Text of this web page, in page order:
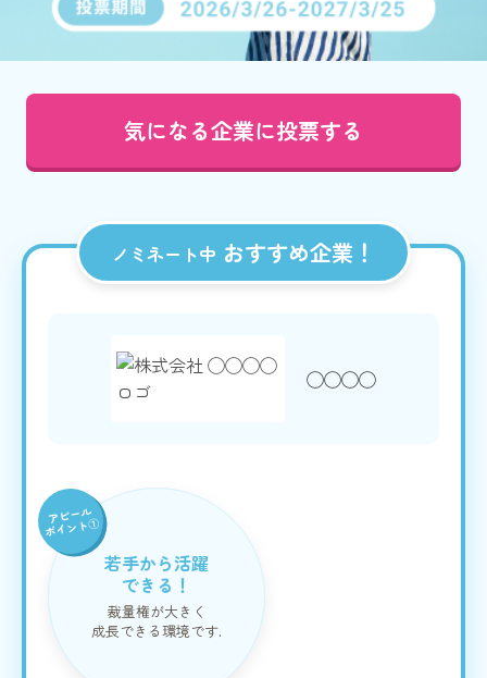
気になる企業に投票する
ノミネート中 おすすめ企業！
◯◯◯◯
アピール
ポイント①
若手から活躍
できる！
裁量権が大きく
成長できる環境です.